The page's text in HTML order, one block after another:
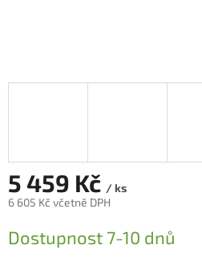
5 459 Kč / ks
6 605 Kč včetně DPH
cena:
Dostupnost 7-10 dnů